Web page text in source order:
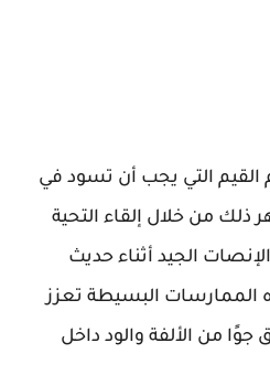
القيم التي يجب أن تسود في
ذلك من خلال إلقاء التحية
الجيد أثناء حديث
الممارسات البسيطة تعزز
جوًا من الألفة والود داخل